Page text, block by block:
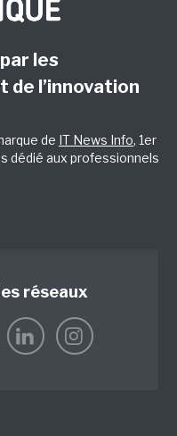
les
de l’innovation
de IT News Info, 1er
dédié aux professionnels
réseaux